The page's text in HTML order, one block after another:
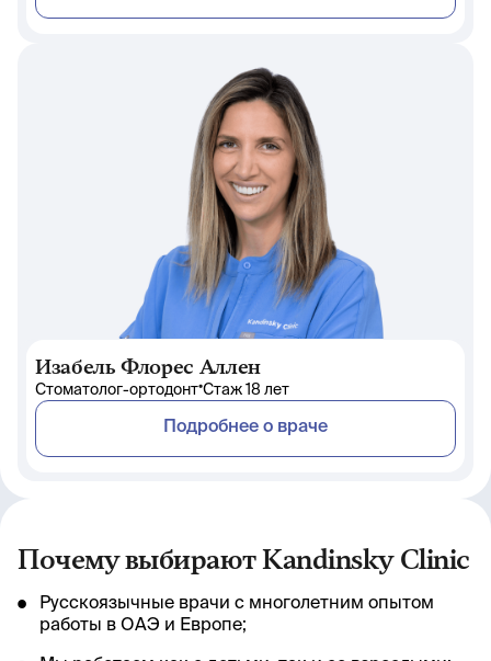
Изабель Флорес Аллен
Стоматолог-ортодонт•Стаж 18 лет
Подробнее о враче
Почему выбирают Kandinsky Clinic
Русскоязычные врачи с многолетним опытом
работы в ОАЭ и Европе;